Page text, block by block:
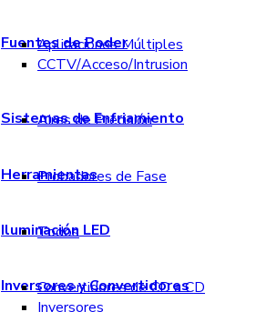
Fuentes de Poder
Aplicaciones Múltiples
CCTV/Acceso/Intrusion
Sistemas de Enfriamiento
Aires de Precisión
Herramientas
Probadores de Fase
Iluminación LED
Todos
Inversores y Convertidores
Convertidores de CD a CD
Inversores